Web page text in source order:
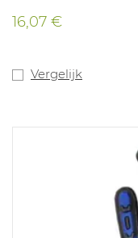
16,07 €
Vergelijk